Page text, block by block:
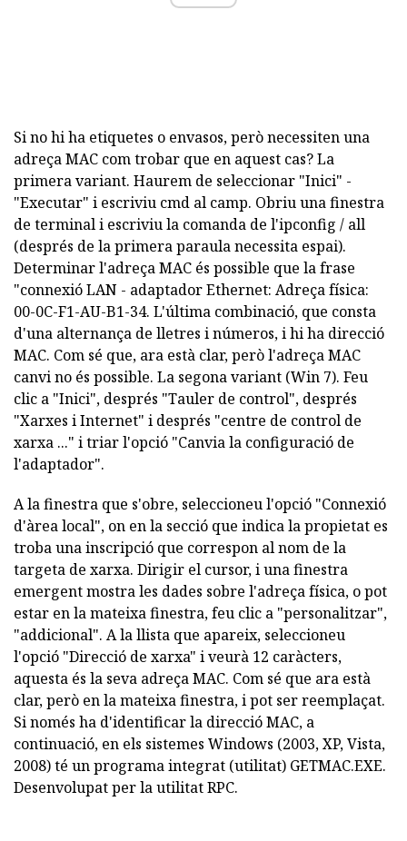
Si no hi ha etiquetes o envasos, però necessiten una
adreça MAC com trobar que en aquest cas? La
primera variant. Haurem de seleccionar "Inici" -
"Executar" i escriviu cmd al camp. Obriu una finestra
de terminal i escriviu la comanda de l'ipconfig / all
(després de la primera paraula necessita espai).
Determinar l'adreça MAC és possible que la frase
"connexió LAN - adaptador Ethernet: Adreça física:
00-0C-F1-AU-B1-34. L'última combinació, que consta
d'una alternança de lletres i números, i hi ha direcció
MAC. Com sé que, ara està clar, però l'adreça MAC
canvi no és possible. La segona variant (Win 7). Feu
clic a "Inici", després "Tauler de control", després
"Xarxes i Internet" i després "centre de control de
xarxa ..." i triar l'opció "Canvia la configuració de
l'adaptador".
A la finestra que s'obre, seleccioneu l'opció "Connexió
d'àrea local", on en la secció que indica la propietat es
troba una inscripció que correspon al nom de la
targeta de xarxa. Dirigir el cursor, i una finestra
emergent mostra les dades sobre l'adreça física, o pot
estar en la mateixa finestra, feu clic a "personalitzar",
"addicional". A la llista que apareix, seleccioneu
l'opció "Direcció de xarxa" i veurà 12 caràcters,
aquesta és la seva adreça MAC. Com sé que ara està
clar, però en la mateixa finestra, i pot ser reemplaçat.
Si només ha d'identificar la direcció MAC, a
continuació, en els sistemes Windows (2003, XP, Vista,
2008) té un programa integrat (utilitat) GETMAC.EXE.
Desenvolupat per la utilitat RPC.